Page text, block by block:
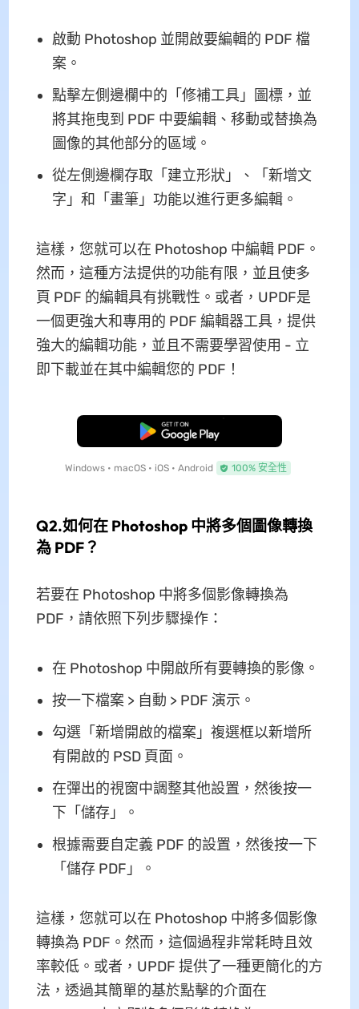
啟動 Photoshop 並開啟要編輯的 PDF 檔
案。
點擊左側邊欄中的「修補工具」圖標，並
將其拖曳到 PDF 中要編輯、移動或替換為
圖像的其他部分的區域。
從左側邊欄存取「建立形狀」、「新增文
字」和「畫筆」功能以進行更多編輯。
這樣，您就可以在 Photoshop 中編輯 PDF。
然而，這種方法提供的功能有限，並且使多
頁 PDF 的編輯具有挑戰性。或者，UPDF是
一個更強大和專用的 PDF 編輯器工具，提供
強大的編輯功能，並且不需要學習使用 - 立
即下載並在其中編輯您的 PDF！
免費下載
Windows • macOS • iOS • Android 100% 安全性
Q2.如何在 Photoshop 中將多個圖像轉換
為 PDF？
若要在 Photoshop 中將多個影像轉換為
PDF，請依照下列步驟操作：
在 Photoshop 中開啟所有要轉換的影像。
按一下檔案 > 自動 > PDF 演示。
勾選「新增開啟的檔案」複選框以新增所
有開啟的 PSD 頁面。
在彈出的視窗中調整其他設置，然後按一
下「儲存」。
根據需要自定義 PDF 的設置，然後按一下
「儲存 PDF」。
這樣，您就可以在 Photoshop 中將多個影像
轉換為 PDF。然而，這個過程非常耗時且效
率較低。或者，UPDF 提供了一種更簡化的方
法，透過其簡單的基於點擊的介面在